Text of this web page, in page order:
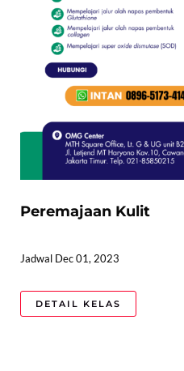
Peremajaan Kulit
Jadwal Dec 01, 2023
DETAIL KELAS